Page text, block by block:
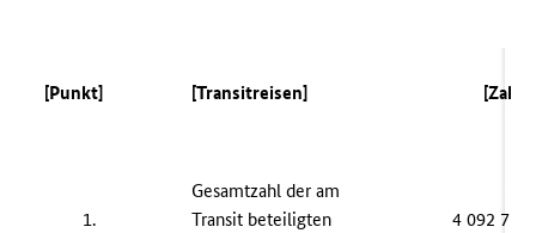
[Punkt] [Transitreisen] [Zahl]
1.
Gesamtzahl der am
Transit beteiligten
4 092 718